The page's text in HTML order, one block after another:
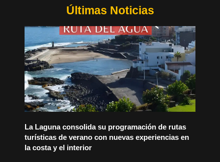
Últimas Noticias
La Laguna consolida su programación de rutas
turísticas de verano con nuevas experiencias en
la costa y el interior